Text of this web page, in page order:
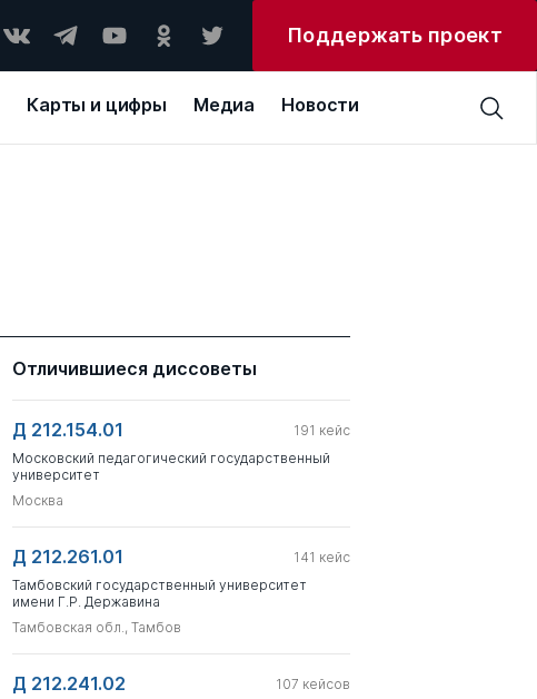
Поддержать проект
Карты и цифры Медиа Новости
Отличившиеся диссоветы
Д 212.154.01 191 кейс
Московский педагогический государственный
университет
Москва
Д 212.261.01 141 кейс
Тамбовский государственный университет
имени Г.Р. Державина
Тамбовская обл., Тамбов
Д 212.241.02 107 кейсов